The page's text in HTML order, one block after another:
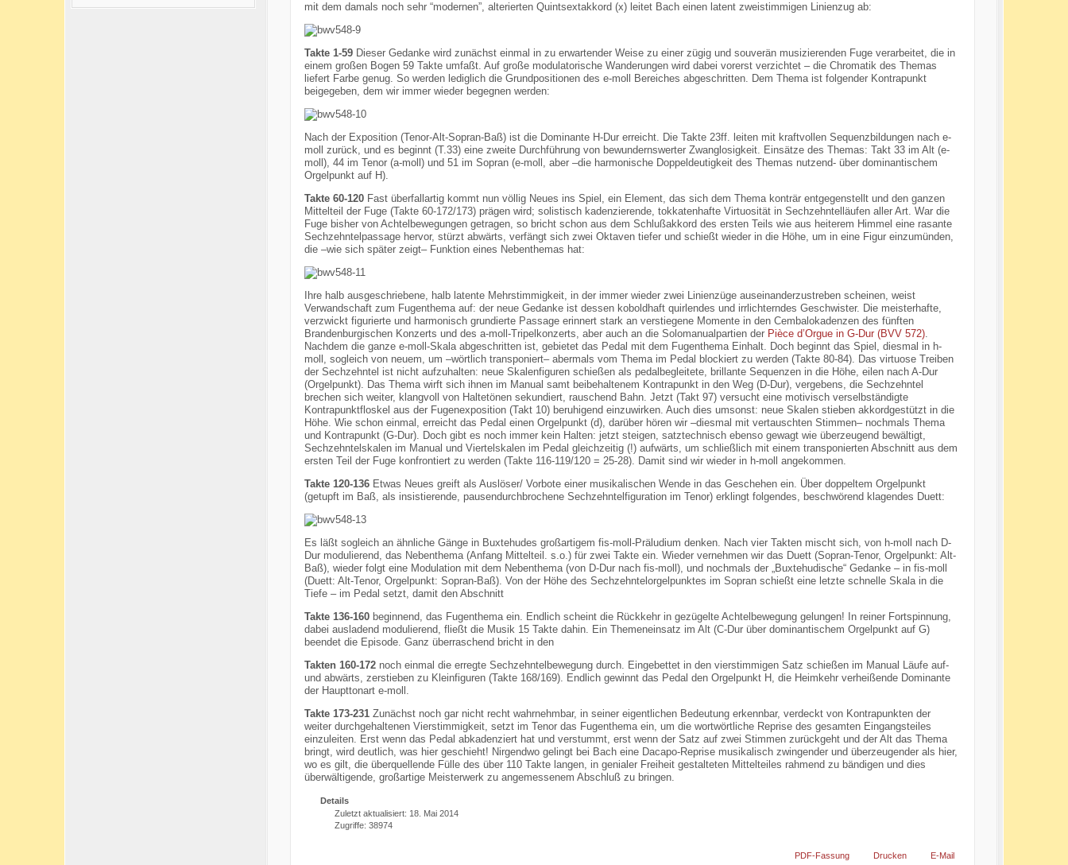
mit dem damals noch sehr “modernen”, alterierten Quintsextakkord (x) leitet Bach einen latent zweistimmigen Linienzug ab:
Takte 1-59Dieser Gedanke wird zunächst einmal in zu erwartender Weise zu einer zügig und souverän musizierenden Fuge verarbeitet, die in
einem großen Bogen 59 Takte umfaßt. Auf große modulatorische Wanderungen wird dabei vorerst verzichtet – die Chromatik des Themas
liefert Farbe genug. So werden lediglich die Grundpositionen des e-moll Bereiches abgeschritten. Dem Thema ist folgender Kontrapunkt
beigegeben, dem wir immer wieder begegnen werden:
Nach der Exposition (Tenor-Alt-Sopran-Baß) ist die Dominante H-Dur erreicht. Die Takte 23ff. leiten mit kraftvollen Sequenzbildungen nach e-
moll zurück, und es beginnt (T.33) eine zweite Durchführung von bewundernswerter Zwanglosigkeit. Einsätze des Themas: Takt 33 im Alt (e-
moll), 44 im Tenor (a-moll) und 51 im Sopran (e-moll, aber –die harmonische Doppeldeutigkeit des Themas nutzend- über dominantischem
Orgelpunkt auf H).
Takte 60-120Fast überfallartig kommt nun völlig Neues ins Spiel, ein Element, das sich dem Thema konträr entgegenstellt und den ganzen
Mittelteil der Fuge (Takte 60-172/173) prägen wird; solistisch kadenzierende, tokkatenhafte Virtuosität in Sechzehntelläufen aller Art. War die
Fuge bisher von Achtelbewegungen getragen, so bricht schon aus dem Schlußakkord des ersten Teils wie aus heiterem Himmel eine rasante
Sechzehntelpassage hervor, stürzt abwärts, verfängt sich zwei Oktaven tiefer und schießt wieder in die Höhe, um in eine Figur einzumünden,
die –wie sich später zeigt– Funktion eines Nebenthemas hat:
Ihre halb ausgeschriebene, halb latente Mehrstimmigkeit, in der immer wieder zwei Linienzüge auseinanderzustreben scheinen, weist
Verwandschaft zum Fugenthema auf: der neue Gedanke ist dessen koboldhaft quirlendes und irrlichterndes Geschwister. Die meisterhafte,
verzwickt figurierte und harmonisch grundierte Passage erinnert stark an verstiegene Momente in den Cembalokadenzen des fünften
Brandenburgischen Konzerts und des a-moll-Tripelkonzerts, aber auch an die Solomanualpartien der Pièce d’Orgue in G-Dur (BVV 572).
Nachdem die ganze e-moll-Skala abgeschritten ist, gebietet das Pedal mit dem Fugenthema Einhalt. Doch beginnt das Spiel, diesmal in h-
moll, sogleich von neuem, um –wörtlich transponiert– abermals vom Thema im Pedal blockiert zu werden (Takte 80-84). Das virtuose Treiben
der Sechzehntel ist nicht aufzuhalten: neue Skalenfiguren schießen als pedalbegleitete, brillante Sequenzen in die Höhe, eilen nach A-Dur
(Orgelpunkt). Das Thema wirft sich ihnen im Manual samt beibehaltenem Kontrapunkt in den Weg (D-Dur), vergebens, die Sechzehntel
brechen sich weiter, klangvoll von Haltetönen sekundiert, rauschend Bahn. Jetzt (Takt 97) versucht eine motivisch verselbständigte
Kontrapunktfloskel aus der Fugenexposition (Takt 10) beruhigend einzuwirken. Auch dies umsonst: neue Skalen stieben akkordgestützt in die
Höhe. Wie schon einmal, erreicht das Pedal einen Orgelpunkt (d), darüber hören wir –diesmal mit vertauschten Stimmen– nochmals Thema
und Kontrapunkt (G-Dur). Doch gibt es noch immer kein Halten: jetzt steigen, satztechnisch ebenso gewagt wie überzeugend bewältigt,
Sechzehntelskalen im Manual und Viertelskalen im Pedal gleichzeitig (!) aufwärts, um schließlich mit einem transponierten Abschnitt aus dem
ersten Teil der Fuge konfrontiert zu werden (Takte 116-119/120 = 25-28). Damit sind wir wieder in h-moll angekommen.
Takte 120-136Etwas Neues greift als Auslöser/ Vorbote einer musikalischen Wende in das Geschehen ein. Über doppeltem Orgelpunkt
(getupft im Baß, als insistierende, pausendurchbrochene Sechzehntelfiguration im Tenor) erklingt folgendes, beschwörend klagendes Duett:
Es läßt sogleich an ähnliche Gänge in Buxtehudes großartigem fis-moll-Präludium denken. Nach vier Takten mischt sich, von h-moll nach D-
Dur modulierend, das Nebenthema (Anfang Mittelteil. s.o.) für zwei Takte ein. Wieder vernehmen wir das Duett (Sopran-Tenor, Orgelpunkt: Alt-
Baß), wieder folgt eine Modulation mit dem Nebenthema (von D-Dur nach fis-moll), und nochmals der „Buxtehudische“ Gedanke – in fis-moll
(Duett: Alt-Tenor, Orgelpunkt: Sopran-Baß). Von der Höhe des Sechzehntelorgelpunktes im Sopran schießt eine letzte schnelle Skala in die
Tiefe – im Pedal setzt, damit den Abschnitt
Takte 136-160beginnend, das Fugenthema ein. Endlich scheint die Rückkehr in gezügelte Achtelbewegung gelungen! In reiner Fortspinnung,
dabei ausladend modulierend, fließt die Musik 15 Takte dahin. Ein Themeneinsatz im Alt (C-Dur über dominantischem Orgelpunkt auf G)
beendet die Episode. Ganz überraschend bricht in den
Takten 160-172noch einmal die erregte Sechzehntelbewegung durch. Eingebettet in den vierstimmigen Satz schießen im Manual Läufe auf-
und abwärts, zerstieben zu Kleinfiguren (Takte 168/169). Endlich gewinnt das Pedal den Orgelpunkt H, die Heimkehr verheißende Dominante
der Haupttonart e-moll.
Takte 173-231Zunächst noch gar nicht recht wahrnehmbar, in seiner eigentlichen Bedeutung erkennbar, verdeckt von Kontrapunkten der
weiter durchgehaltenen Vierstimmigkeit, setzt im Tenor das Fugenthema ein, um die wortwörtliche Reprise des gesamten Eingangsteiles
einzuleiten. Erst wenn das Pedal abkadenziert hat und verstummt, erst wenn der Satz auf zwei Stimmen zurückgeht und der Alt das Thema
bringt, wird deutlich, was hier geschieht! Nirgendwo gelingt bei Bach eine Dacapo-Reprise musikalisch zwingender und überzeugender als hier,
wo es gilt, die überquellende Fülle des über 110 Takte langen, in genialer Freiheit gestalteten Mittelteiles rahmend zu bändigen und dies
überwältigende, großartige Meisterwerk zu angemessenem Abschluß zu bringen.
Details
Zuletzt aktualisiert: 18. Mai 2014
Zugriffe: 38974
PDF-Fassung Drucken E-Mail